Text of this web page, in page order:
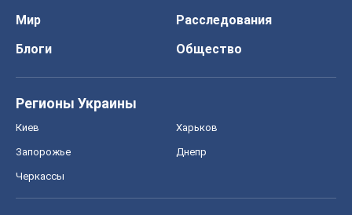
Мир
Расследования
Блоги
Общество
Регионы Украины
Киев Харьков
Запорожье Днепр
Черкассы